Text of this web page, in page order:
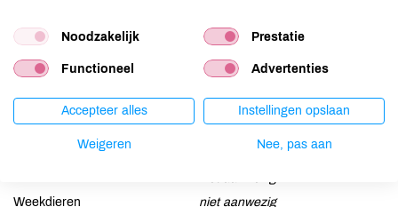
Mosterd
niet aanwezig
Noten
niet aanwezig
aanwezig
Weekdieren
niet aanwezig
Noodzakelijk Prestatie
Functioneel Advertenties
Accepteer alles Instellingen opslaan
Weigeren Nee, pas aan